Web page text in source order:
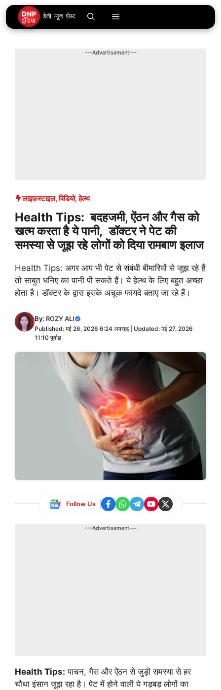
Skip
to
content
Menu
---Advertisement---
लाइफ़स्टाइल,विडियो,हेल्थ
Health Tips: बदहजमी, ऐंठन और गैस को
खत्म करता है ये पानी, डॉक्टर ने पेट की
समस्या से जूझ रहे लोगों को दिया रामबाण इलाज
Health Tips: अगर आप भी पेट से संबंधी बीमारियों से जूझ रहे हैं
तो साबुत धनिए का पानी पी सकते हैं। ये हेल्थ के लिए बहुत अच्छा
होता है। डॉक्टर के द्वारा इसके अचूक फायदे बताए जा रहे हैं।
By: ROZY ALI
Published: मई 26, 2026 6:24 अपराह्न | Updated: मई 27, 2026
11:10 पूर्वाह्न
Follow Us
---Advertisement---
Health Tips: पाचन, गैस और ऐंठन से जुड़ी समस्या से हर
चौथा इंसान जूझ रहा है। पेट में होने वाली ये गड़बड़ लोगों का